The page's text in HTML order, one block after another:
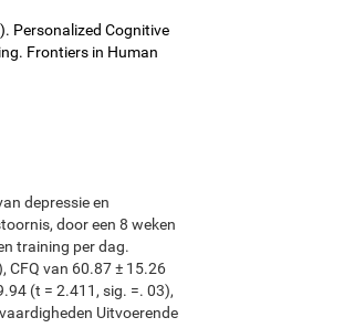
Personalized Cognitive
Frontiers in Human
depressie en
door een 8 weken
training per dag.
CFQ van 60.87 ± 15.26
(t = 2.411, sig. =. 03),
Uitvoerende